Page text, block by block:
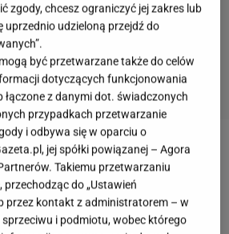
zgody, chcesz ograniczyć jej zakres lub
uprzednio udzieloną przejdź do
być przetwarzane także do celów
dotyczących funkcjonowania
łączone z danymi dot. świadczonych
przypadkach przetwarzanie
i odbywa się w oparciu o
jej spółki powiązanej – Agora
Takiemu przetwarzaniu
przechodząc do „Ustawień
przez kontakt z administratorem – w
i podmiotu, wobec którego